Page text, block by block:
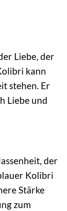
Liebe, der
kann
stehen. Er
Liebe und
der
Kolibri
Stärke
zum